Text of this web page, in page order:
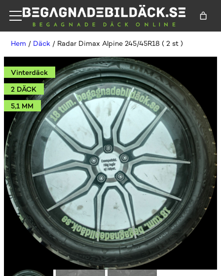
Hem / Däck / Radar Dimax Alpine 245/45R18 ( 2 st )
Vinterdäck
2 DÄCK
5,1 MM